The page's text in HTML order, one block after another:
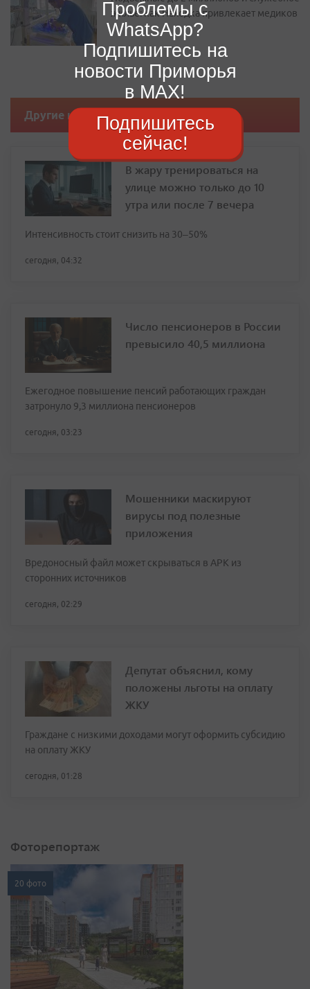
жилье: как Находка привлекает медиков
Другие новости
В жару тренироваться на
улице можно только до 10
утра или после 7 вечера
Интенсивность стоит снизить на 30–50%
сегодня, 04:32
Число пенсионеров в России
превысило 40,5 миллиона
Ежегодное повышение пенсий работающих граждан
затронуло 9,3 миллиона пенсионеров
сегодня, 03:23
Мошенники маскируют
вирусы под полезные
приложения
Вредоносный файл может скрываться в APK из
сторонних источников
сегодня, 02:29
Депутат объяснил, кому
положены льготы на оплату
ЖКУ
Граждане с низкими доходами могут оформить субсидию
на оплату ЖКУ
сегодня, 01:28
Фоторепортаж
20 фото
Проблемы с
WhatsApp?
Подпишитесь на
новости Приморья
в MAX!
Подпишитесь
сейчас!